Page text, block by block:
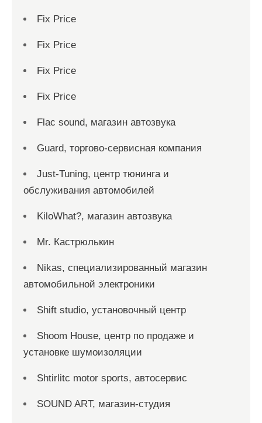
Fix Price
Fix Price
Fix Price
Fix Price
Flac sound, магазин автозвука
Guard, торгово-сервисная компания
Just-Tuning, центр тюнинга и
обслуживания автомобилей
KiloWhat?, магазин автозвука
Mr. Кастрюлькин
Nikas, специализированный магазин
автомобильной электроники
Shift studio, установочный центр
Shoom House, центр по продаже и
установке шумоизоляции
Shtirlitc motor sports, автосервис
SOUND ART, магазин-студия